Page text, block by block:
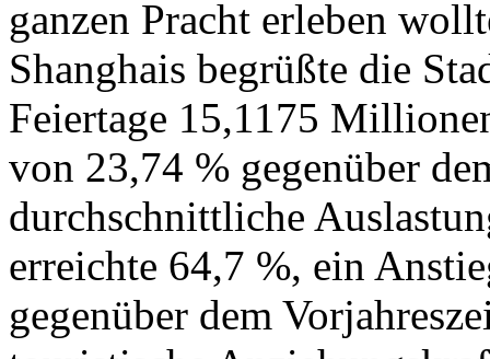
ganzen Pracht erleben
Shanghais begrüßte die
Feiertage 15,1175
von 23,74 % gegenüber
durchschnittliche
erreichte 64,7 %, ein
gegenüber dem